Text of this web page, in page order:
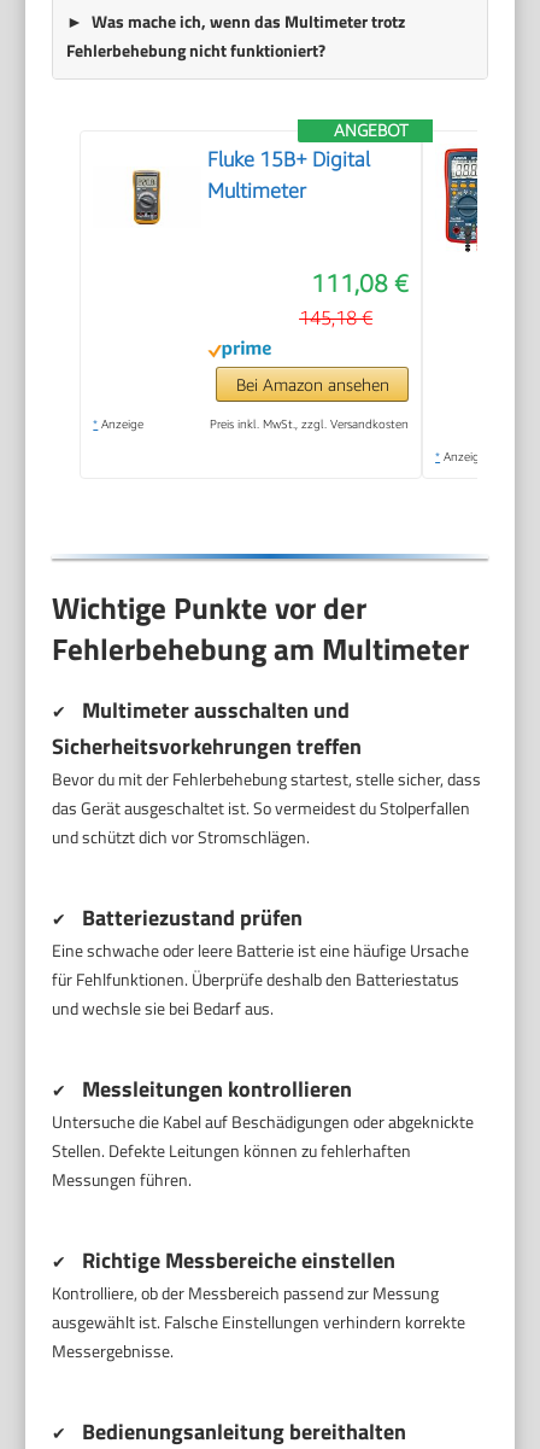
Was mache ich, wenn das Multimeter trotz
Fehlerbehebung nicht funktioniert?
ANGEBOT
Fluke 15B+ Digital
Multimeter
111,08 €
145,18 €
Bei Amazon ansehen
* Anzeige Preis inkl. MwSt., zzgl. Versandkosten
* Anzeige
Wichtige Punkte vor der
Fehlerbehebung am Multimeter
✔
Multimeter ausschalten und
Sicherheitsvorkehrungen treffen
Bevor du mit der Fehlerbehebung startest, stelle sicher, dass
das Gerät ausgeschaltet ist. So vermeidest du Stolperfallen
und schützt dich vor Stromschlägen.
✔ Batteriezustand prüfen
Eine schwache oder leere Batterie ist eine häufige Ursache
für Fehlfunktionen. Überprüfe deshalb den Batteriestatus
und wechsle sie bei Bedarf aus.
✔ Messleitungen kontrollieren
Untersuche die Kabel auf Beschädigungen oder abgeknickte
Stellen. Defekte Leitungen können zu fehlerhaften
Messungen führen.
✔ Richtige Messbereiche einstellen
Kontrolliere, ob der Messbereich passend zur Messung
ausgewählt ist. Falsche Einstellungen verhindern korrekte
Messergebnisse.
✔ Bedienungsanleitung bereithalten